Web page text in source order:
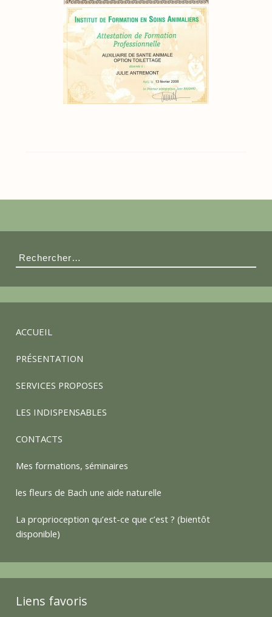
Rechercher :
ACCUEIL
PRÉSENTATION
SERVICES PROPOSES
LES INDISPENSABLES
CONTACTS
Mes formations, séminaires
les fleurs de Bach une aide naturelle
La proprioception qu’est-ce que c’est ? (bientôt
disponible)
Liens favoris